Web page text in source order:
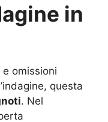
in
omissioni
questa
. Nel